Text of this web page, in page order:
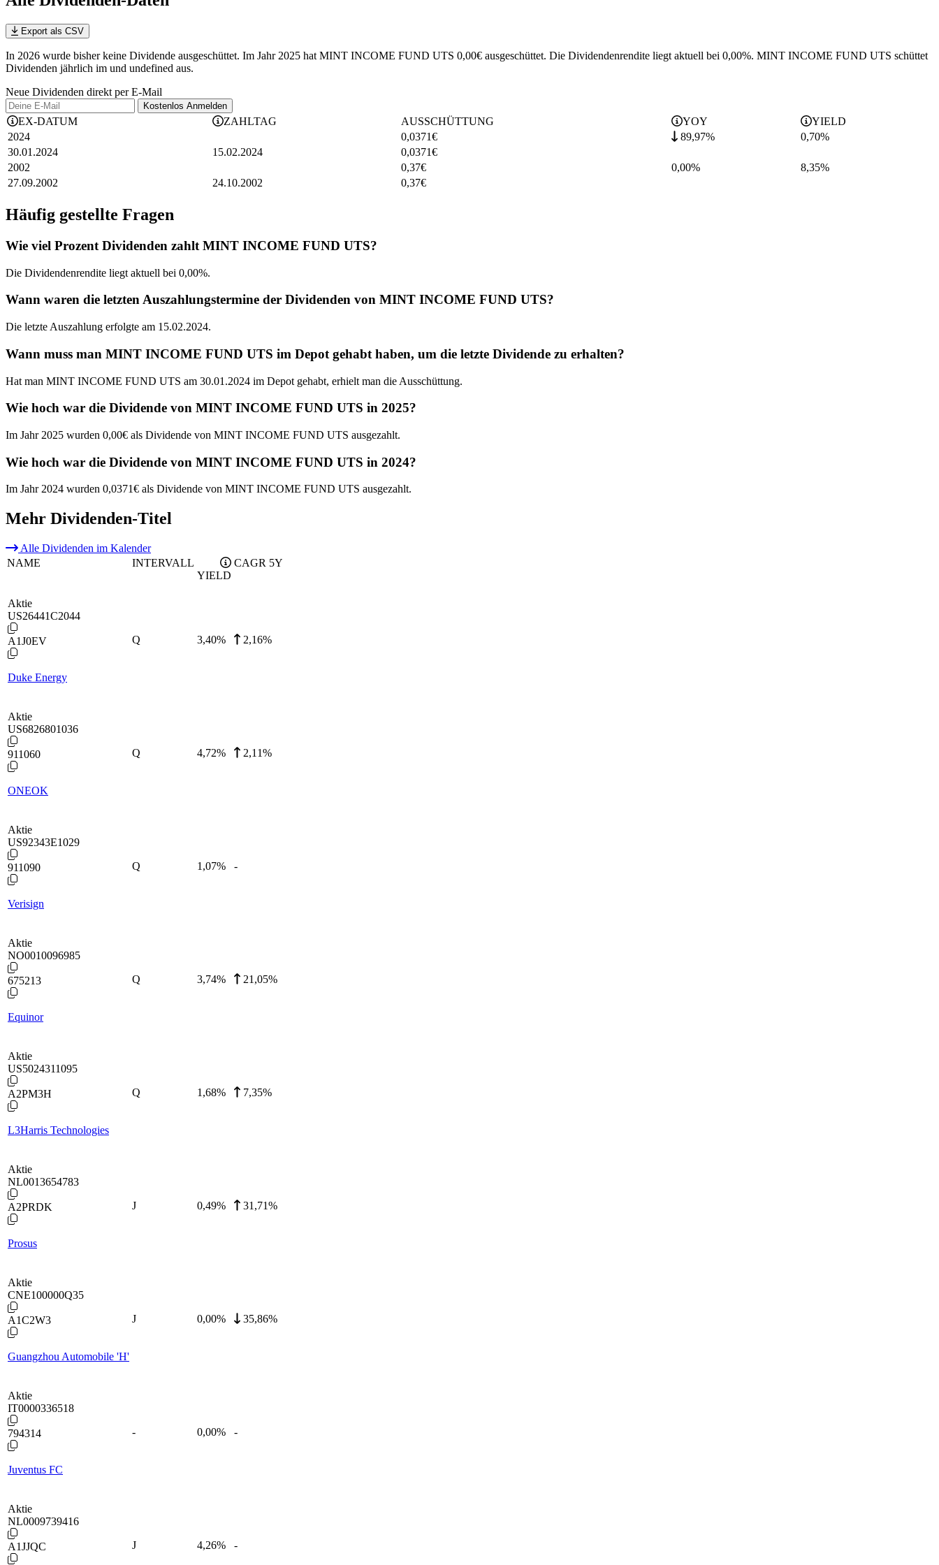
Export als CSV
In 2026 wurde bisher keine Dividende ausgeschüttet. Im Jahr 2025 hat MINT INCOME FUND UTS 0,00€ ausgeschüttet. Die Dividendenrendite liegt aktuell bei 0,00%. MINT INCOME FUND UTS schüttet
Dividenden jährlich im und undefined aus.
Neue Dividenden direkt per E-Mail
Kostenlos Anmelden
EX-DATUM ZAHLTAG AUSSCHÜTTUNG YOY
YIELD
2024
0,0371€ 89,97% 0,70%
30.01.2024
15.02.2024 0,0371€
2002
0,37€ 0,00% 8,35%
27.09.2002
24.10.2002 0,37€
Häufig gestellte Fragen
Wie viel Prozent Dividenden zahlt MINT INCOME FUND UTS?
Die Dividendenrendite liegt aktuell bei 0,00%.
Wann waren die letzten Auszahlungstermine der Dividenden von MINT INCOME FUND UTS?
Die letzte Auszahlung erfolgte am 15.02.2024.
Wann muss man MINT INCOME FUND UTS im Depot gehabt haben, um die letzte Dividende zu erhalten?
Hat man MINT INCOME FUND UTS am 30.01.2024 im Depot gehabt, erhielt man die Ausschüttung.
Wie hoch war die Dividende von MINT INCOME FUND UTS in 2025?
Im Jahr 2025 wurden 0,00€ als Dividende von MINT INCOME FUND UTS ausgezahlt.
Wie hoch war die Dividende von MINT INCOME FUND UTS in 2024?
Im Jahr 2024 wurden 0,0371€ als Dividende von MINT INCOME FUND UTS ausgezahlt.
Mehr Dividenden-Titel
Alle Dividenden im Kalender
NAME
INTERVALL
YIELD
CAGR 5Y
Aktie
US26441C2044
A1J0EV
Duke Energy
Q 3,40% 2,16%
Aktie
US6826801036
911060
ONEOK
Q 4,72% 2,11%
Aktie
US92343E1029
911090
Verisign
Q 1,07% -
Aktie
NO0010096985
675213
Equinor
Q 3,74% 21,05%
Aktie
US5024311095
A2PM3H
L3Harris Technologies
Q 1,68% 7,35%
Aktie
NL0013654783
A2PRDK
Prosus
J 0,49% 31,71%
Aktie
CNE100000Q35
A1C2W3
Guangzhou Automobile 'H'
J 0,00% 35,86%
Aktie
IT0000336518
794314
Juventus FC
- 0,00% -
Aktie
NL0009739416
A1JJQC J 4,26% -